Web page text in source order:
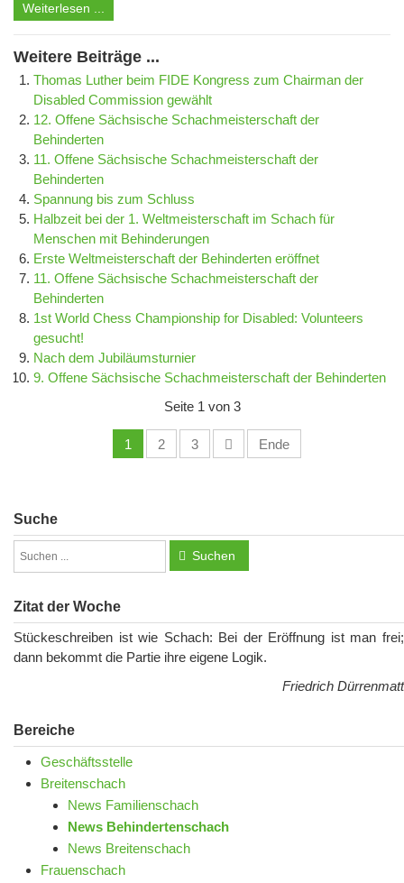
Weiterlesen ...
Weitere Beiträge ...
Thomas Luther beim FIDE Kongress zum Chairman der
Disabled Commission gewählt
12. Offene Sächsische Schachmeisterschaft der
Behinderten
11. Offene Sächsische Schachmeisterschaft der
Behinderten
Spannung bis zum Schluss
Halbzeit bei der 1. Weltmeisterschaft im Schach für
Menschen mit Behinderungen
Erste Weltmeisterschaft der Behinderten eröffnet
11. Offene Sächsische Schachmeisterschaft der
Behinderten
1st World Chess Championship for Disabled: Volunteers
gesucht!
Nach dem Jubiläumsturnier
9. Offene Sächsische Schachmeisterschaft der Behinderten
Seite 1 von 3
1 2 3 Ende
Suche
Suchen
Zitat der Woche
Stückeschreiben ist wie Schach: Bei der Eröffnung ist man frei;
dann bekommt die Partie ihre eigene Logik.
Friedrich Dürrenmatt
Bereiche
Geschäftsstelle
Breitenschach
News Familienschach
News Behindertenschach
News Breitenschach
Frauenschach